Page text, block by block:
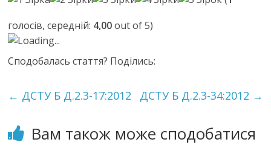
голосів, середній: 4,00out of 5)
Loading...
Сподобалась стаття? Поділись:
← ДСТУ Б Д.2.3-17:2012 ДСТУ Б Д.2.3-34:2012 →
Вам також може сподобатися